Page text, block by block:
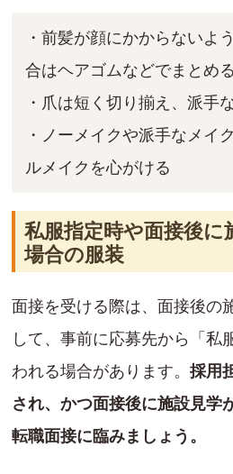
・前髪が顔にかからないよ
合はヘアゴムなどでまとめる
・爪は短く切り揃え、派手
・ノーメイクや派手なメイ
ルメイクを心がける
私服指定時や面接後に
場合の服装
面接を受ける際は、面接後の
して、事前に応募先から「私
われる場合があります。 採用
され、かつ面接後に施設見学
転職面接に臨みましょう。